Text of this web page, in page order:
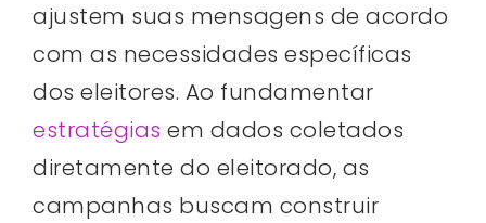
ajustem suas mensagens de acordo
com as necessidades específicas
dos eleitores. Ao fundamentar
estratégias em dados coletados
diretamente do eleitorado, as
campanhas buscam construir